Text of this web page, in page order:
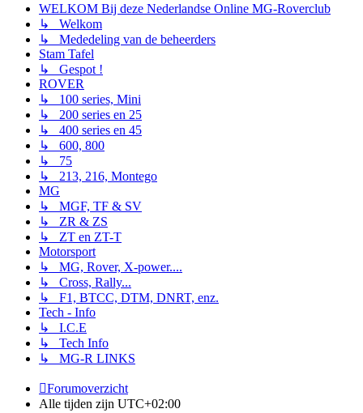
WELKOM Bij deze Nederlandse Online MG-Roverclub
↳ Welkom
↳ Mededeling van de beheerders
Stam Tafel
↳ Gespot !
ROVER
↳ 100 series, Mini
↳ 200 series en 25
↳ 400 series en 45
↳ 600, 800
↳ 75
↳ 213, 216, Montego
MG
↳ MGF, TF & SV
↳ ZR & ZS
↳ ZT en ZT-T
Motorsport
↳ MG, Rover, X-power....
↳ Cross, Rally...
↳ F1, BTCC, DTM, DNRT, enz.
Tech - Info
↳ I.C.E
↳ Tech Info
↳ MG-R LINKS
Forumoverzicht
Alle tijden zijn UTC+02:00